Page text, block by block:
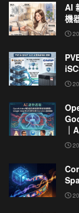
AI
機
｜